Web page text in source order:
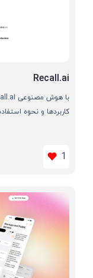
Recall.ai
کاربردها و نحوه
1